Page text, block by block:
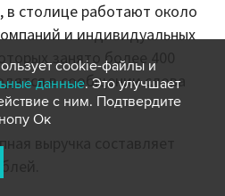
столице работают около
и индивидуальных
занято более 400
в сообщении слова
выручка составляет
cookie-файлы и
данные. Это улучшает
с ним. Подтвердите
Ок